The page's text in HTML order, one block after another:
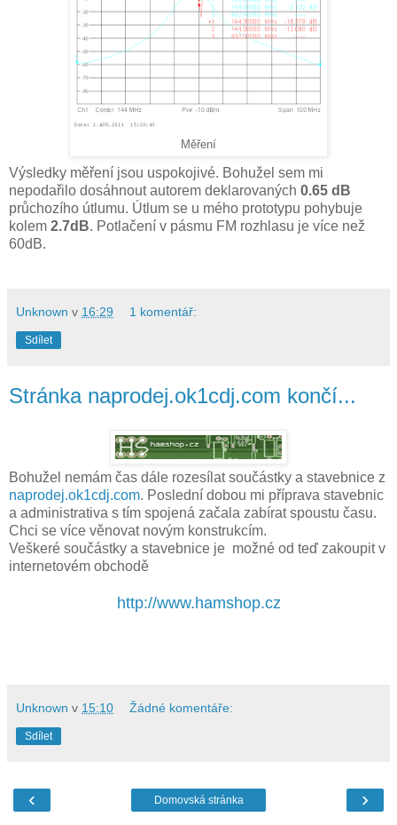
Měření
Výsledky měření jsou uspokojivé. Bohužel sem mi
nepodařilo dosáhnout autorem deklarovaných 0.65 dB
průchozího útlumu. Útlum se u mého prototypu pohybuje
kolem 2.7dB. Potlačení v pásmu FM rozhlasu je více než
60dB.
Unknown v 16:29 1 komentář:
Sdílet
Stránka naprodej.ok1cdj.com končí...
Bohužel nemám čas dále rozesílat součástky a stavebnice z
naprodej.ok1cdj.com. Poslední dobou mi příprava stavebnic
a administrativa s tím spojená začala zabírat spoustu času.
Chci se více věnovat novým konstrukcím.
Veškeré součástky a stavebnice je možné od teď zakoupit v
internetovém obchodě
http://www.hamshop.cz
Unknown v 15:10 Žádné komentáře:
Sdílet
‹ ›
Domovská stránka